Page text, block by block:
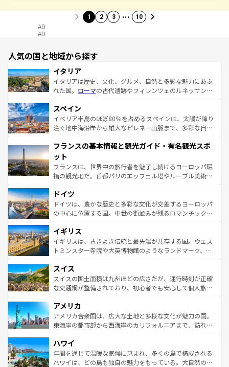
1 2 3 … 10
AD
AD
人気の国と地域から探す
イタリア
イタリアは歴史、文化、グルメ、自然と多彩な魅力にあふ
れた国。 ローマの古代遺跡やフィレンツェのルネッサンス
ろん、トスカーナの美しい田園風景やアマルフィ海岸の絶
景など、自然景観も見逃せない。観光の合間には、本場の
ピザやパスタなど、絶品のイタリア料理を堪能することも
ませてくれるイタリアで、忘れられない旅をしてみよう！
なお、新着のイタリア情報は
しい。
スペイン
イベリア半島のほぼ80％を占めるスペインは、太陽が降り
注ぐ地中海沿岸から雄大なピレネー山脈まで、多彩な自然
文化が根付くこの国では、情熱的なフラメンコ、熱気あふ
れる闘牛、そして美味しいタパスが生活の一部となってい
る。首都マドリードの洗練された雰囲気や、バルセロナの
アートに溢れた街角から、地方では古代ローマ遺跡や中世
せる。地方によって風土や気候が異なるスペインはその個
性で訪れる人を魅了する。 なお、新着のスペイン情報は コ
ンテンツ一覧を参照してほしい。
フランスの基本情報と観光ガイド・有名観光スポ
ット
フランスは、世界中の旅行者を魅了し続けるヨーロッパ屈
指の観光地だ。首都パリのエッフェル塔やルーブル美術館
で、幅広い魅力が詰まっている。華麗な宮殿、歴史的な大
聖堂、美しいビーチ、そして豊かな自然が、訪れる者を心
から魅了する。また、フランスは美食の国としても知ら
いる。シャンパンの発祥地であるランス、プロヴァンスの
香り高いラベンダー畑など、多彩な楽しみ方が可能だ。さ
らに、パリ以外の地域にも魅力が溢れており、どの街角に
れる地方に足を運ぶとそれぞれで全く異なる文化を体験で
きるだろう。 なお、新着のフランス情報はコンテンツ一覧
を参照してほしい。
ドイツ
ドイツは、豊かな歴史と多彩な文化が交差するヨーロッパ
の中心に位置する国。中世の街並みが残るロマンチック街
顔を持つこの国は、どこを歩いても飽きることがない。ベ
ルリンの文化的活気、バイエルン州のアルプスの絶景、そ
してライン川沿いのワイン畑といった風景は必見。ビール
は、お酒好きな人にはぜひ体験してほしい。 なお、新着の
ドイツ情報はコンテンツ一覧を参照してほしい。
イギリス
イギリスは、古きよき伝統と最先端が共存する国。ウェス
トミンスター寺院や大英博物館のようなランドマーク、歴
リアごとに異なる魅力がある。また、優雅なアフタヌーン
ティー、ビール好きにはたまらない英国パブ、サッカー観
戦など、本場だからこそできる体験も豊富。イギリスを旅
ンツ一覧を参照してほしい。
スイス
スイスの国土面積は九州ほどの広さだが、運行時刻が正確
な交通網が整備されており、初心者でも安心して個人旅行
の建物がそのまま残る町や、スイスならではのユニークな
博物館もあり、アルプス観光だけでなく町歩きも満喫する
ことができる。国民の所得が高いため物価も高いが、旅行
ば市内交通費無料で観光を楽しむこともできる。 なお、新
着のスイス情報はコンテンツ一覧 を参照してほしい。
アメリカ
アメリカ合衆国は、広大な土地と多様な文化が魅力の国。
東海岸の都市部から西海岸のカリフォルニアまで、訪れる
のような巨大都市は、観光、ショッピング、エンターテイ
ンメントが詰まった刺激的なスポットだ。一方、アメリカ
西部には大自然が広がり、グランドキャニオンやイエロー
ハワイ
年間を通じて温暖な気候に恵まれ、多くの島で構成される
ハワイは、どの島も独自の魅力をもっている。大自然の神